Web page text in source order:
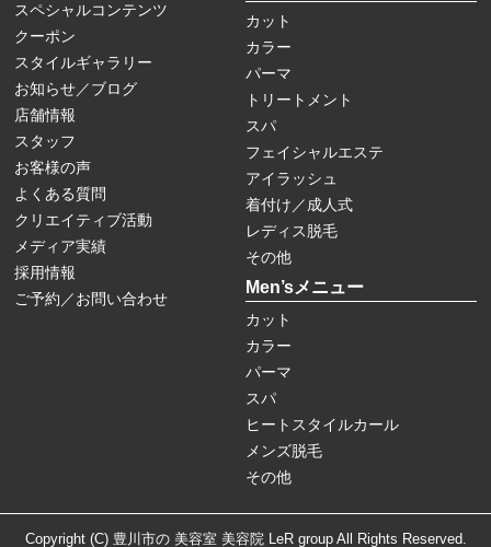
スペシャルコンテンツ
クーポン
スタイルギャラリー
お知らせ／ブログ
店舗情報
スタッフ
お客様の声
よくある質問
クリエイティブ活動
メディア実績
採用情報
ご予約／お問い合わせ
カット
カラー
パーマ
トリートメント
スパ
フェイシャルエステ
アイラッシュ
着付け／成人式
レディス脱毛
その他
Men’sメニュー
カット
カラー
パーマ
スパ
ヒートスタイルカール
メンズ脱毛
その他
Copyright (C) 豊川市の 美容室 美容院 LeR group All Rights Reserved.